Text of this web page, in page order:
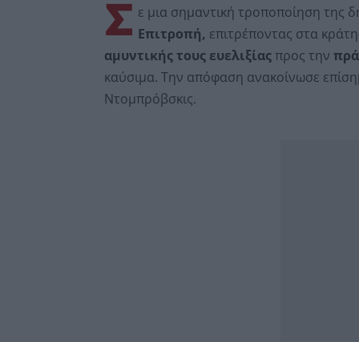
Σ ε μια σημαντική τροποποίηση της
Επιτροπή, επιτρέποντας στα
αμυντικής τους ευελιξίαςπρος την
καύσιμα. Την απόφαση ανακοίνωσε
Ντομπρόβσκις.